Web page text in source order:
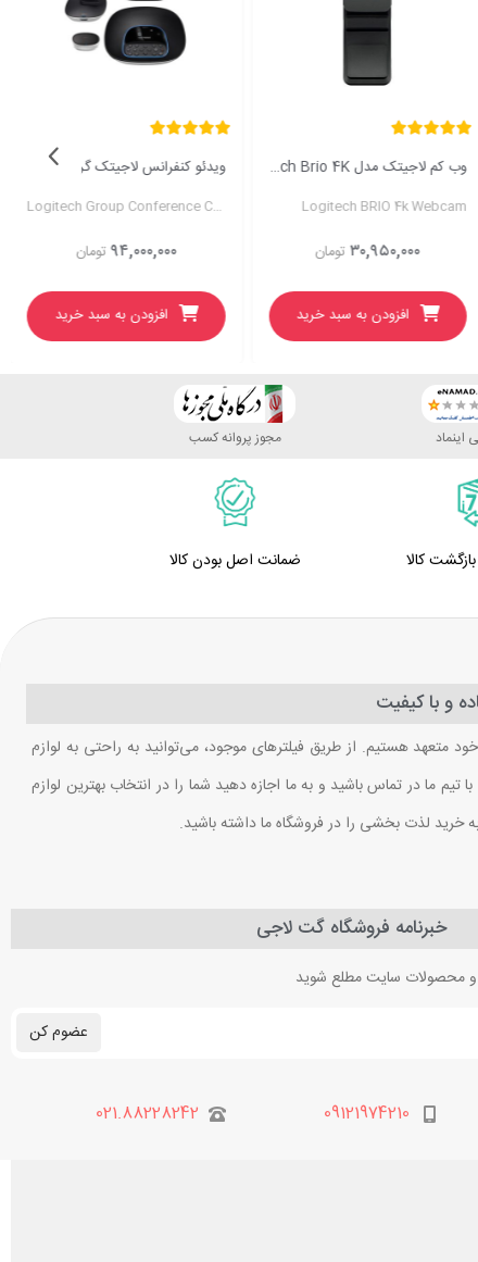
ویدئو کنفرانس لاجیتک گروپ Logitech GROUP
Logitech Group Conference Cam
تومان ۹۴,۰۰۰,۰۰۰
افزودن به سبد خرید
Logitech G433 Gaming headset
تومان ۱۳,۰۰۰,۰۰۰
افزودن به سبد خرید
اینماد مجوز پروانه کسب
ضمانت اصل بودن کالا
و با کیفیت
متعهد هستیم. از طریق فیلترهای موجود، می‌توانید به راحتی به لوازم
ما در تماس باشید و به ما اجازه دهید شما را در انتخاب بهترین لوازم
خرید لذت بخشی را در فروشگاه ما داشته باشید.
خبرنامه فروشگاه گت لاجی
و محصولات سایت مطلع شوید
عضوم کن
09121974210
021.88228242